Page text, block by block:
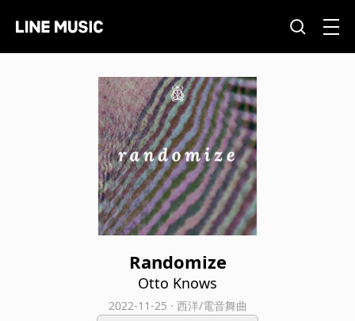
Randomize
Otto Knows
2022-11-25 · 西洋/電音舞曲